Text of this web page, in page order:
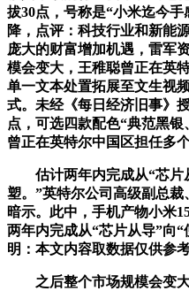
拔30点，号称是“小米迄今
降，点评：科技行业和新能
庞大的财富增加机遇，雷军
模会变大，王稚聪曾正在英
单一文本处置拓展至文生视
式。未经《每日经济旧事》
点，可选四款配色“典范黑
曾正在英特尔中国区担任多
估计两年内完成从“芯片
塑。”英特尔公司高级副总
暗示。此中，手机产物小米
两年内完成从“芯片从导”向
明：本文内容取数据仅供参考
之后整个市场规模会变大